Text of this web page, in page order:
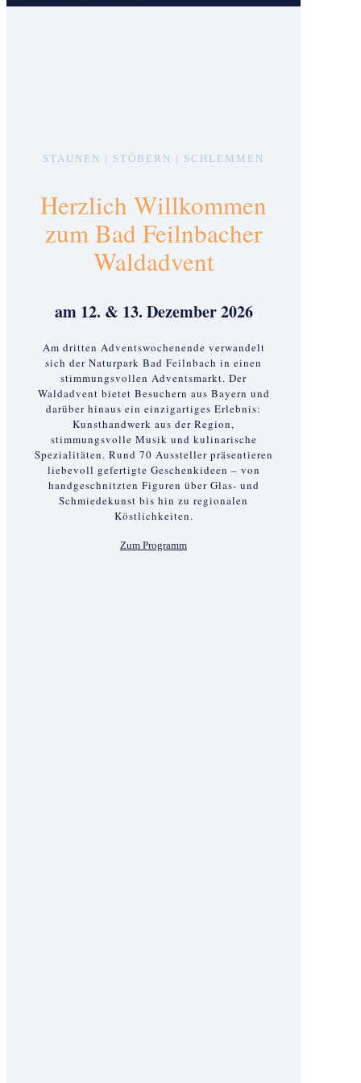
STAUNEN | STÖBERN | SCHLEMMEN
Herzlich Willkommen
zum Bad Feilnbacher
Waldadvent
am 12. & 13. Dezember 2026
Am dritten Adventswochenende verwandelt
sich der Naturpark Bad Feilnbach in einen
stimmungsvollen Adventsmarkt. Der
Waldadvent bietet Besuchern aus Bayern und
darüber hinaus ein einzigartiges Erlebnis:
Kunsthandwerk aus der Region,
stimmungsvolle Musik und kulinarische
Spezialitäten. Rund 70 Aussteller präsentieren
liebevoll gefertigte Geschenkideen – von
handgeschnitzten Figuren über Glas- und
Schmiedekunst bis hin zu regionalen
Köstlichkeiten.
Zum Programm